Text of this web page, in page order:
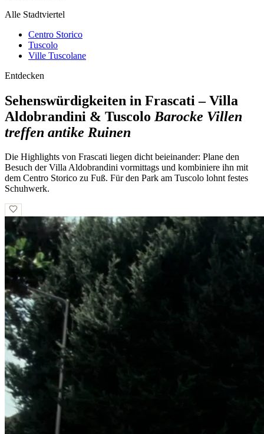
Alle Stadtviertel
Centro Storico
Tuscolo
Ville Tuscolane
Entdecken
Sehenswürdigkeiten in Frascati – Villa
Aldobrandini & Tuscolo Barocke Villen
treffen antike Ruinen
Die Highlights von Frascati liegen dicht beieinander: Plane den
Besuch der Villa Aldobrandini vormittags und kombiniere ihn mit
dem Centro Storico zu Fuß. Für den Park am Tuscolo lohnt festes
Schuhwerk.